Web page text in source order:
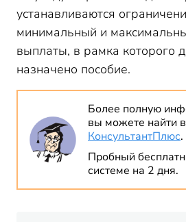
устанавливаются
минимальный и
выплаты, в рамка которого
назначено пособие.
Более полную
вы можете найти в
КонсультантПлюс.
Пробный
системе на 2 дня.